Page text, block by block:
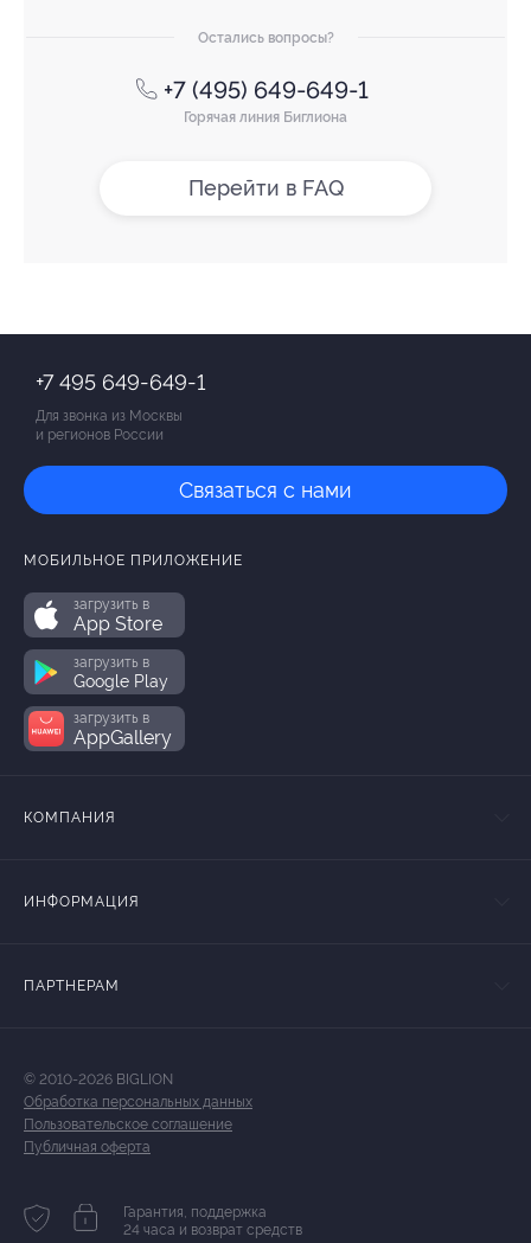
Остались вопросы?
+7 (495) 649-649-1
Горячая линия Биглиона
Перейти в FAQ
+7 495 649-649-1
Для звонка из Москвы
и регионов России
Связаться с нами
МОБИЛЬНОЕ ПРИЛОЖЕНИЕ
загрузить в
App Store
загрузить в
Google Play
загрузить в
AppGallery
КОМПАНИЯ
ИНФОРМАЦИЯ
ПАРТНЕРАМ
© 2010-2026 BIGLION
Обработка персональных данных
Пользовательское соглашение
Публичная оферта
Гарантия, поддержка
24 часа и возврат средств